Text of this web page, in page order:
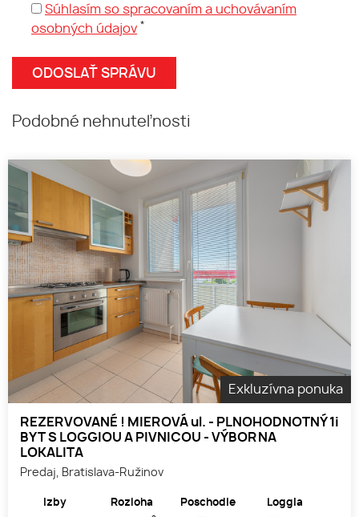
Súhlasím so spracovaním a uchovávaním
osobných údajov *
Podobné nehnuteľnosti
Exkluzívna ponuka
REZERVOVANÉ ! MIEROVÁ ul. - PLNOHODNOTNÝ 1i
BYT S LOGGIOU A PIVNICOU - VÝBORNA
LOKALITA
Predaj, Bratislava-Ružinov
Izby
Rozloha
Poschodie
Loggia